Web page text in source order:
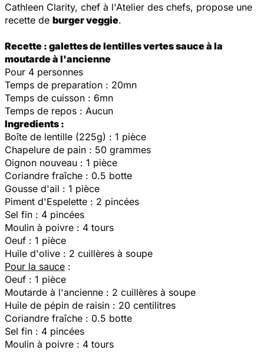
Cathleen Clarity, chef à l'Atelier des chefs, propose une
recette de burger veggie.
Recette : galettes de lentilles vertes sauce à la
moutarde à l'ancienne
Pour 4 personnes
Temps de preparation : 20mn
Temps de cuisson : 6mn
Temps de repos : Aucun
Ingredients :
Boîte de lentille (225g) : 1 pièce
Chapelure de pain : 50 grammes
Oignon nouveau : 1 pièce
Coriandre fraîche : 0.5 botte
Gousse d'ail : 1 pièce
Piment d'Espelette : 2 pincées
Sel fin : 4 pincées
Moulin à poivre : 4 tours
Oeuf : 1 pièce
Huile d'olive : 2 cuillères à soupe
Pour la sauce :
Oeuf : 1 pièce
Moutarde à l'ancienne : 2 cuillères à soupe
Huile de pépin de raisin : 20 centilitres
Coriandre fraîche : 0.5 botte
Sel fin : 4 pincées
Moulin à poivre : 4 tours